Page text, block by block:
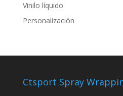
Vinilo líquido
Personalización
Ctsport Spray